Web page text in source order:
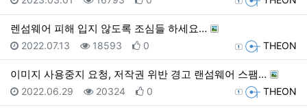
렌섬웨어 피해 입지 않도록 조심들 하세요…
등록자 THEON
등록일
2022.07.13 조회
18593 추천
0
이미지 사용중지 요청, 저작권 위반 경고 랜섬웨어 스팸…
등록자 THEON
등록일
2022.06.29 조회
20324 추천
0